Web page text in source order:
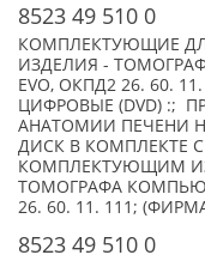
8523 49 510 0
КОМПЛЕКТУЮЩИЕ
ИЗДЕЛИЯ -
EVO, ОКПД2 26. 60.
ЦИФРОВЫЕ (DVD) :;
АНАТОМИИ ПЕЧЕНИ
ДИСК В КОМПЛЕКТЕ
КОМПЛЕКТУЮЩИМ
ТОМОГРАФА
26. 60. 11. 111;
8523 49 510 0